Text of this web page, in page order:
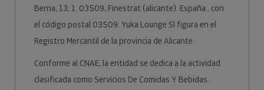
Berna, 13, 1. 03509, Finestrat (alicante). España., con
el código postal 03509. Yuka Lounge Sl figura en el
Registro Mercantil de la provincia de Alicante.
Conforme al CNAE, la entidad se dedica a la actividad
clasificada como Servicios De Comidas Y Bebidas.